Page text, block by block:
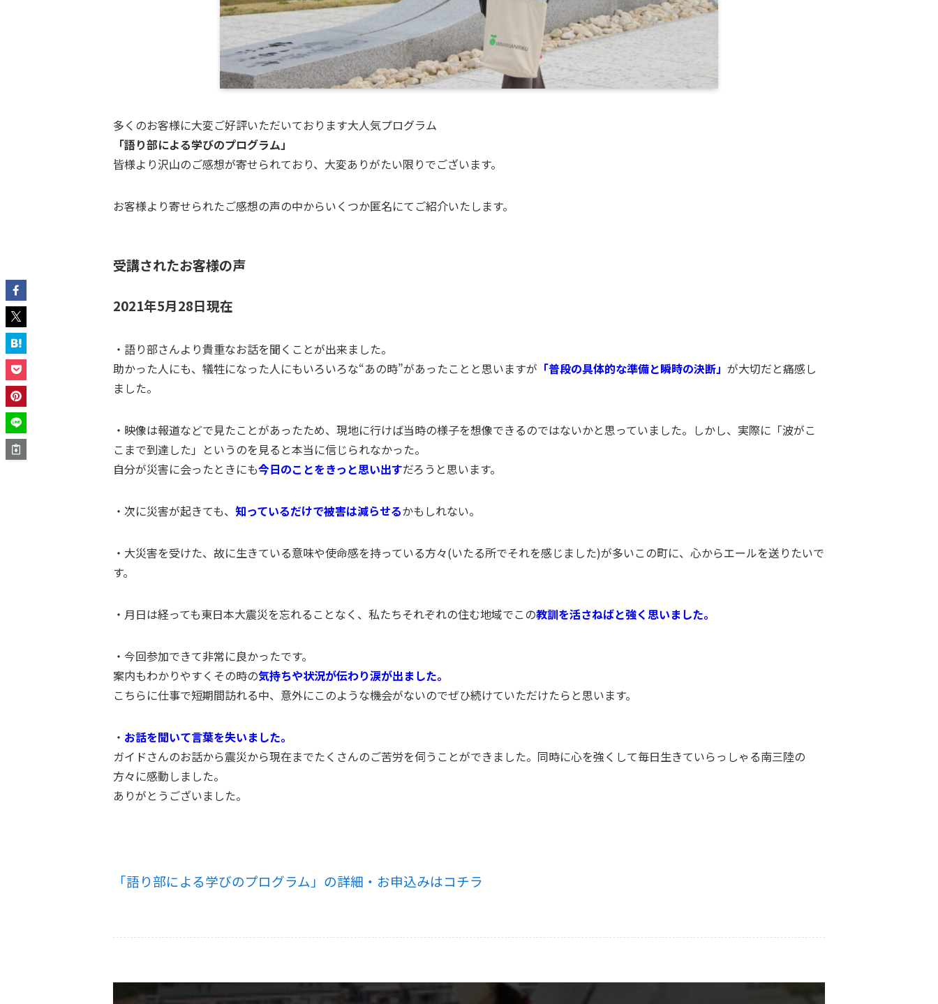
多くのお客様に大変ご好評いただいております大人気プログラム
「語り部による学びのプログラム」
皆様より沢山のご感想が寄せられており、大変ありがたい限りでございます。
お客様より寄せられたご感想の声の中からいくつか匿名にてご紹介いたします。
受講されたお客様の声
2021年5月28日現在
・語り部さんより貴重なお話を聞くことが出来ました。
助かった人にも、犠牲になった人にもいろいろな“あの時”があったことと思いますが 「普段の具体的な準備と瞬時の決断」 が大切だと痛感し
ました。
・映像は報道などで見たことがあったため、現地に行けば当時の様子を想像できるのではないかと思っていました。しかし、実際に「波がこ
こまで到達した」というのを見ると本当に信じられなかった。
自分が災害に会ったときにも今日のことをきっと思い出すだろうと思います。
・ 次に災害が起きても、 知っているだけで被害は減らせるかもしれない。
・ 大災害を受けた、故に生きている意味や使命感を持っている方々(いたる所でそれを感じました)が多いこの町に、心からエールを送りたいで
す。
・ 月日は経っても東日本大震災を忘れることなく、私たちそれぞれの住む地域でこの教訓を活さねばと強く思いました。
・今回参加できて非常に良かったです。
案内もわかりやすくその時の気持ちや状況が伝わり涙が出ました。
こちらに仕事で短期間訪れる中、意外にこのような機会がないのでぜひ続けていただけたらと思います。
・ お話を聞いて言葉を失いました。
ガイドさんのお話から震災から現在までたくさんのご苦労を伺うことができました。 同時に心を強くして毎日生きていらっしゃる南三陸の
方々に感動しました。
ありがとうございました。
「語り部による学びのプログラム」の詳細・お申込みはコチラ